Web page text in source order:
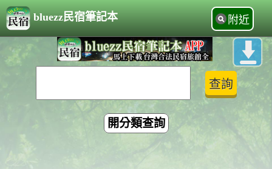
bluezz民宿筆記本 附近
開分類查詢